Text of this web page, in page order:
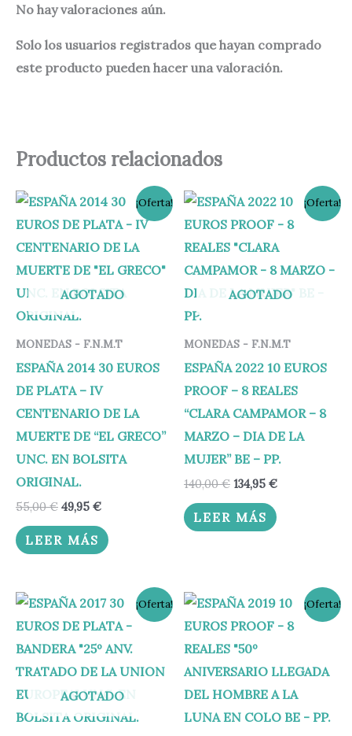
No hay valoraciones aún.
Solo los usuarios registrados que hayan comprado
este producto pueden hacer una valoración.
Productos relacionados
¡Oferta!
AGOTADO
MONEDAS - F.N.M.T
ESPAÑA 2014 30 EUROS
DE PLATA – IV
CENTENARIO DE LA
MUERTE DE “EL GRECO”
UNC. EN BOLSITA
ORIGINAL.
55,00€
El
precio
original
era:
55,00 €.
49,95 €
El
precio
actual
es:
49,95 €.
LEER MÁS
¡Oferta!
AGOTADO
MONEDAS - F.N.M.T
ESPAÑA 2022 10 EUROS
PROOF – 8 REALES
“CLARA CAMPAMOR – 8
MARZO – DIA DE LA
MUJER” BE – PP.
140,00€
El
precio
original
era:
140,00 €.
134,95 €
El
precio
actual
134,95 €.
LEER MÁS
¡Oferta!
AGOTADO
El
precio
original
era:
55,00 €.
El
precio
actual
es:
49,95 €.
¡Oferta!
El
precio
original
era:
140,00 €.
El
precio
actual